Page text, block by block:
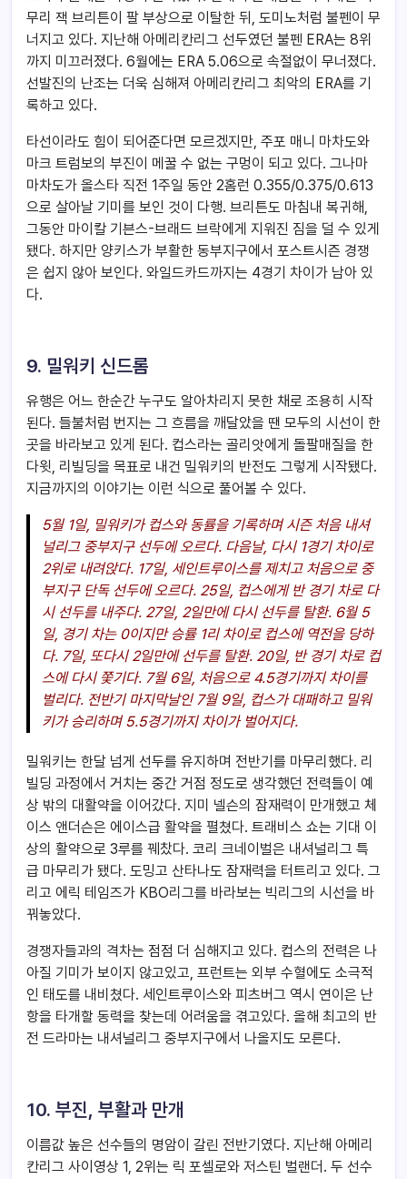
무리 잭 브리튼이 팔 부상으로 이탈한 뒤, 도미노처럼 불펜이 무
너지고 있다. 지난해 아메리칸리그 선두였던 불펜 ERA는 8위
까지 미끄러졌다. 6월에는 ERA 5.06으로 속절없이 무너졌다.
선발진의 난조는 더욱 심해져 아메리칸리그 최악의 ERA를 기
록하고 있다.
타선이라도 힘이 되어준다면 모르겠지만, 주포 매니 마차도와
마크 트럼보의 부진이 메꿀 수 없는 구멍이 되고 있다. 그나마
마차도가 올스타 직전 1주일 동안 2홈런 0.355/0.375/0.613
으로 살아날 기미를 보인 것이 다행. 브리튼도 마침내 복귀해,
그동안 마이칼 기븐스-브래드 브락에게 지워진 짐을 덜 수 있게
됐다. 하지만 양키스가 부활한 동부지구에서 포스트시즌 경쟁
은 쉽지 않아 보인다. 와일드카드까지는 4경기 차이가 남아 있
다.
9. 밀워키 신드롬
유행은 어느 한순간 누구도 알아차리지 못한 채로 조용히 시작
된다. 들불처럼 번지는 그 흐름을 깨달았을 땐 모두의 시선이 한
곳을 바라보고 있게 된다. 컵스라는 골리앗에게 돌팔매질을 한
다윗, 리빌딩을 목표로 내건 밀워키의 반전도 그렇게 시작됐다.
지금까지의 이야기는 이런 식으로 풀어볼 수 있다.
5월 1일, 밀워키가 컵스와 동률을 기록하며 시즌 처음 내셔
널리그 중부지구 선두에 오르다. 다음날, 다시 1경기 차이로
2위로 내려앉다. 17일, 세인트루이스를 제치고 처음으로 중
부지구 단독 선두에 오르다. 25일, 컵스에게 반 경기 차로 다
시 선두를 내주다. 27일, 2일만에 다시 선두를 탈환. 6월 5
일, 경기 차는 0이지만 승률 1리 차이로 컵스에 역전을 당하
다. 7일, 또다시 2일만에 선두를 탈환. 20일, 반 경기 차로 컵
스에 다시 쫓기다. 7월 6일, 처음으로 4.5경기까지 차이를
벌리다. 전반기 마지막날인 7월 9일, 컵스가 대패하고 밀워
키가 승리하며 5.5경기까지 차이가 벌어지다.
밀워키는 한달 넘게 선두를 유지하며 전반기를 마무리했다. 리
빌딩 과정에서 거치는 중간 거점 정도로 생각했던 전력들이 예
상 밖의 대활약을 이어갔다. 지미 넬슨의 잠재력이 만개했고 체
이스 앤더슨은 에이스급 활약을 펼쳤다. 트래비스 쇼는 기대 이
상의 활약으로 3루를 꿰찼다. 코리 크네이벌은 내셔널리그 특
급 마무리가 됐다. 도밍고 산타나도 잠재력을 터트리고 있다. 그
리고 에릭 테임즈가 KBO리그를 바라보는 빅리그의 시선을 바
꿔놓았다.
경쟁자들과의 격차는 점점 더 심해지고 있다. 컵스의 전력은 나
아질 기미가 보이지 않고있고, 프런트는 외부 수혈에도 소극적
인 태도를 내비쳤다. 세인트루이스와 피츠버그 역시 연이은 난
항을 타개할 동력을 찾는데 어려움을 겪고있다. 올해 최고의 반
전 드라마는 내셔널리그 중부지구에서 나올지도 모른다.
10. 부진, 부활과 만개
이름값 높은 선수들의 명암이 갈린 전반기였다. 지난해 아메리
칸리그 사이영상 1, 2위는 릭 포셀로와 저스틴 벌랜더. 두 선수